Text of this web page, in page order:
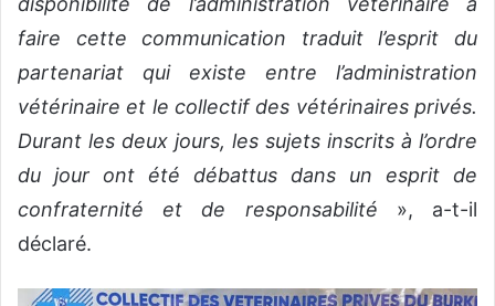
faire cette communication traduit l’esprit du
partenariat qui existe entre l’administration
vétérinaire et le collectif des vétérinaires privés.
Durant les deux jours, les sujets inscrits à l’ordre
du jour ont été débattus dans un esprit de
confraternité et de responsabilité », a-t-il
déclaré.